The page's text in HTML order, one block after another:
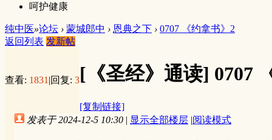
呵护健康
纯中医»论坛 › 蒙城郎中 › 恩典之下 › 0707 《约拿书》2
返回列表 发新帖
查看: 1831 |回复: 3[《圣经》通读] 0707
[复制链接]
发表于 2024-12-5 10:30 | 显示全部楼层 |阅读模式